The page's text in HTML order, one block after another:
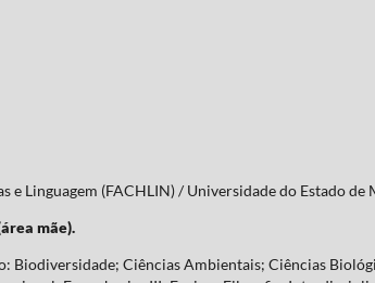
Linguagem (FACHLIN) / Universidade do Estado de
mãe).
Biodiversidade; Ciências Ambientais; Ciências